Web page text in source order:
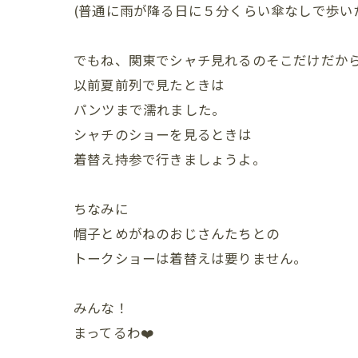
(普通に雨が降る日に５分くらい傘なしで歩
でもね、関東でシャチ見れるのそこだけだか
以前夏前列で見たときは
パンツまで濡れました。
シャチのショーを見るときは
着替え持参で行きましょうよ。
ちなみに
帽子とめがねのおじさんたちとの
トークショーは着替えは要りません。
みんな！
まってるわ❤️